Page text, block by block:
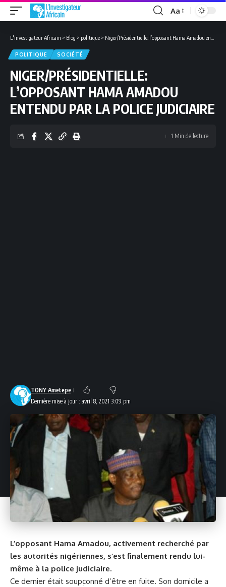
Font
Aa
L'investigateur Africain > Blog > politique > Niger/Présidentielle: l’opposant Hama Amadou entendu par la police judiciaire
POLITIQUE SOCIÉTÉ
NIGER/PRÉSIDENTIELLE:
L’OPPOSANT HAMA AMADOU
ENTENDU PAR LA POLICE JUDICIAIRE
Dernière mise à jour : avril 8, 2021 3:09 pm
TONY Ametepe
1 Min de lecture
L’opposant Hama Amadou, activement recherché par
les autorités nigériennes, s’est finalement rendu lui-
même à la police judiciaire.
Ce dernier était soupçonné d’être en fuite. Son domicile a